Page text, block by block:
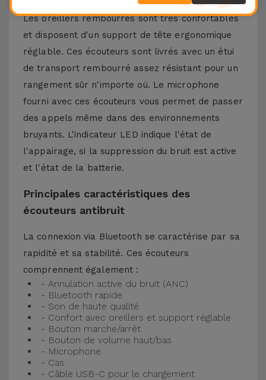
Les oreillers rembourrés sont très confortables
et disposent d'un support de tête ergonomique
réglable. Ces écouteurs sont livrés avec un étui
de transport rembourré assez résistant pour un
rangement sûr n'importe où. Le microphone
fourni avec ces écouteurs vous permet de passer
des appels même dans des environnements
bruyants. L'indicateur LED indique l'état de
l'appairage, si la suppression du bruit est active
et l'état de la batterie.
Principales caractéristiques des
écouteurs antibruit
La connexion via Bluetooth se caractérise par sa
rapidité et sa stabilité. Ces écouteurs
comprennent également :
- Annulation active du bruit (ANC)
- Bluetooth rapide
- Son de haute qualité
- Confort avec oreillers et support réglable
- Bouton marche/arrêt
- Bouton de volume haut/bas
- Microphone
- Cas
- Câble USB-C pour le chargement